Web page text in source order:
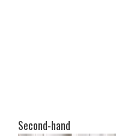
Second-hand